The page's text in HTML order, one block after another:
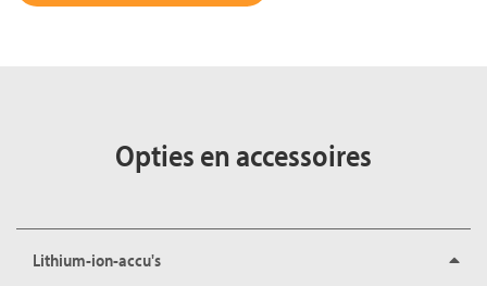
Opties en accessoires
Lithium-ion-accu's